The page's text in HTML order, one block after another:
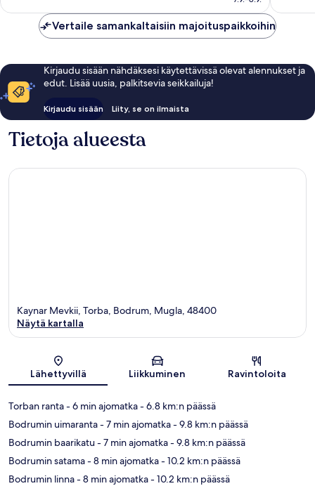
Vertaile samankaltaisiin majoituspaikkoihin
Kirjaudu sisään nähdäksesi käytettävissä olevat alennukset ja
edut. Lisää uusia, palkitsevia seikkailuja!
Kirjaudu sisään Liity, se on ilmaista
Tietoja alueesta
Kartta
Kaynar Mevkii, Torba, Bodrum, Mugla, 48400
Näytä kartalla
Lähettyvillä Liikkuminen Ravintoloita
Torban ranta- 6 min ajomatka- 6.8 km:n päässä
Bodrumin uimaranta- 7 min ajomatka- 9.8 km:n päässä
Bodrumin baarikatu- 7 min ajomatka- 9.8 km:n päässä
Bodrumin satama- 8 min ajomatka- 10.2 km:n päässä
Bodrumin linna- 8 min ajomatka- 10.2 km:n päässä